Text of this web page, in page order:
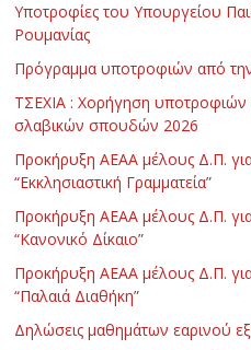
Υποτροφίες του Υπουργείου
Ρουμανίας
Πρόγραμμα υποτροφιών από
ΤΣΕΧΙΑ : Χορήγηση υποτροφιών
σλαβικών σπουδών 2026
Προκήρυξη ΑΕΑΑ μέλους Δ.Π. για
“Εκκλησιαστική Γραμματεία”
Προκήρυξη ΑΕΑΑ μέλους Δ.Π. για
“Κανονικό Δίκαιο”
Προκήρυξη ΑΕΑΑ μέλους Δ.Π. για
“Παλαιά Διαθήκη”
Δηλώσεις μαθημάτων εαρινού